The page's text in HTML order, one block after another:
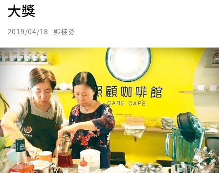
大獎
2019/04/18 鄧桂芬